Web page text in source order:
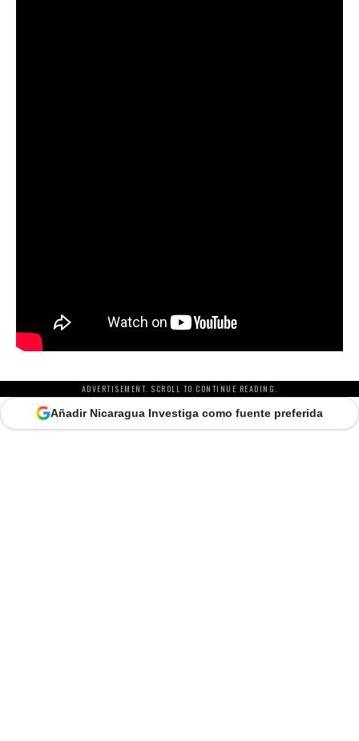
ADVERTISEMENT. SCROLL TO CONTINUE READING.
Añadir Nicaragua Investiga como fuente preferida